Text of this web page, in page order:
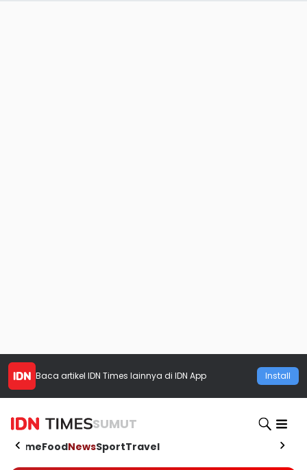
Baca artikel IDN Times lainnya di IDN App Install
SUMUT
HomeFoodNewsSportTravel